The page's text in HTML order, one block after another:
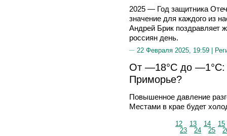
2025 — Год защитника
значение для каждого из
Андрей Брик поздравляет
россиян день.
22 Февраля 2025, 19:59 |
От —18°С до —1°С:
Приморье?
Повышенное давление
Местами в крае будет
12 13 14
15
23
24 25